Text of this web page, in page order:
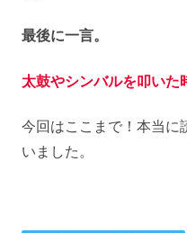
最後に一言。
太鼓やシンバルを叩いた
今回はここまで！本当に
いました。